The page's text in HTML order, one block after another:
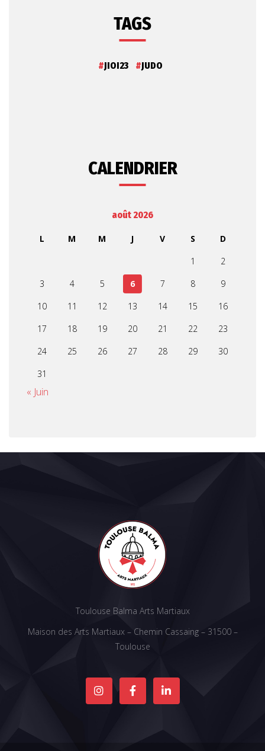
TAGS
JIOI23 JUDO
CALENDRIER
août 2026
L M M J V S
D
1
2
3
4 5 6 7 8
9
10
11 12 13 14 15
16
17
18 19 20 21 22
23
24
25 26 27 28 29
30
31
« Juin
Toulouse Balma Arts Martiaux
Maison des Arts Martiaux – Chemin Cassaing – 31500 –
Toulouse